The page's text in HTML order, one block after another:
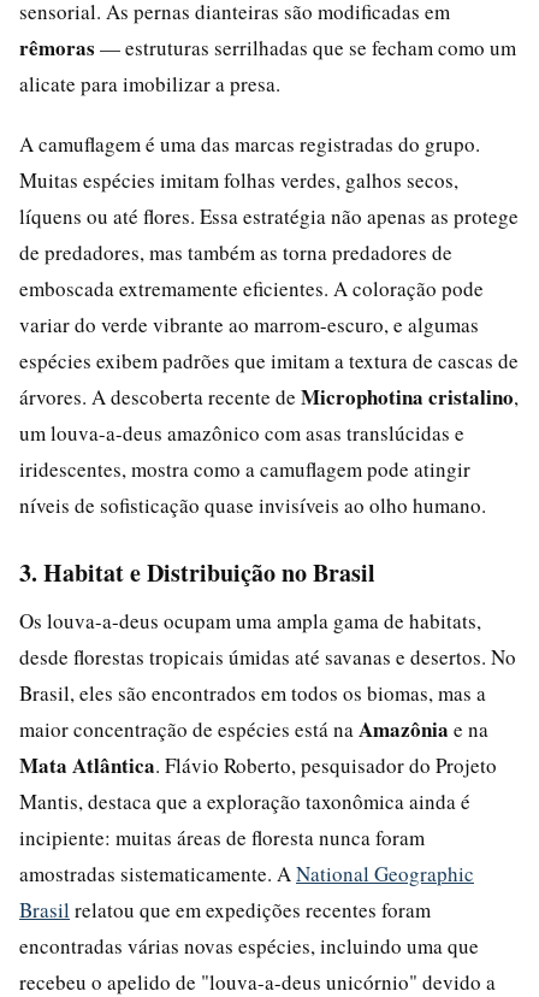
sensorial. As pernas dianteiras são modificadas em
rêmoras — estruturas serrilhadas que se fecham como um
alicate para imobilizar a presa.
A camuflagem é uma das marcas registradas do grupo.
Muitas espécies imitam folhas verdes, galhos secos,
líquens ou até flores. Essa estratégia não apenas as protege
de predadores, mas também as torna predadores de
emboscada extremamente eficientes. A coloração pode
variar do verde vibrante ao marrom-escuro, e algumas
espécies exibem padrões que imitam a textura de cascas de
árvores. A descoberta recente de Microphotina cristalino,
um louva-a-deus amazônico com asas translúcidas e
iridescentes, mostra como a camuflagem pode atingir
níveis de sofisticação quase invisíveis ao olho humano.
3. Habitat e Distribuição no Brasil
Os louva-a-deus ocupam uma ampla gama de habitats,
desde florestas tropicais úmidas até savanas e desertos. No
Brasil, eles são encontrados em todos os biomas, mas a
maior concentração de espécies está na Amazônia e na
Mata Atlântica. Flávio Roberto, pesquisador do Projeto
Mantis, destaca que a exploração taxonômica ainda é
incipiente: muitas áreas de floresta nunca foram
amostradas sistematicamente. A National Geographic
Brasil relatou que em expedições recentes foram
encontradas várias novas espécies, incluindo uma que
recebeu o apelido de "louva-a-deus unicórnio" devido a